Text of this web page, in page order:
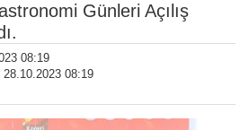
Günleri Açılış
08:19
28.10.2023 08:19